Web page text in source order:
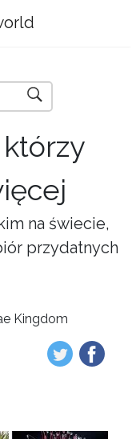
na świecie,
przydatnych
Kingdom